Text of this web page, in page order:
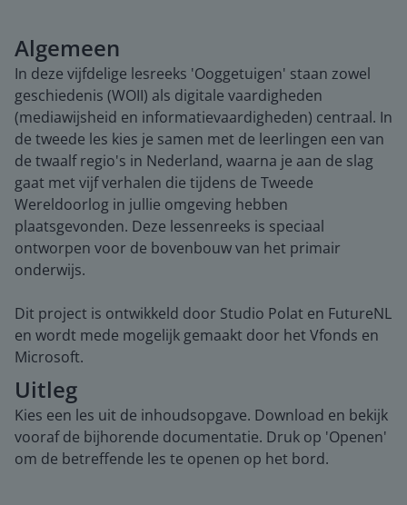
Algemeen
In deze vijfdelige lesreeks 'Ooggetuigen' staan zowel
geschiedenis (WOII) als digitale vaardigheden
(mediawijsheid en informatievaardigheden) centraal. In
de tweede les kies je samen met de leerlingen een van
de twaalf regio's in Nederland, waarna je aan de slag
gaat met vijf verhalen die tijdens de Tweede
Wereldoorlog in jullie omgeving hebben
plaatsgevonden. Deze lessenreeks is speciaal
ontworpen voor de bovenbouw van het primair
onderwijs.
Dit project is ontwikkeld door Studio Polat en FutureNL
en wordt mede mogelijk gemaakt door het Vfonds en
Microsoft.
Uitleg
Kies een les uit de inhoudsopgave. Download en bekijk
vooraf de bijhorende documentatie. Druk op 'Openen'
om de betreffende les te openen op het bord.